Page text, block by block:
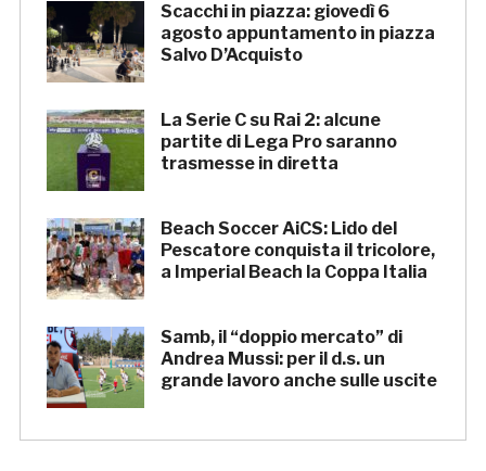
Scacchi in piazza: giovedì 6
agosto appuntamento in piazza
Salvo D’Acquisto
La Serie C su Rai 2: alcune
partite di Lega Pro saranno
trasmesse in diretta
Beach Soccer AiCS: Lido del
Pescatore conquista il tricolore,
a Imperial Beach la Coppa Italia
Samb, il “doppio mercato” di
Andrea Mussi: per il d.s. un
grande lavoro anche sulle uscite